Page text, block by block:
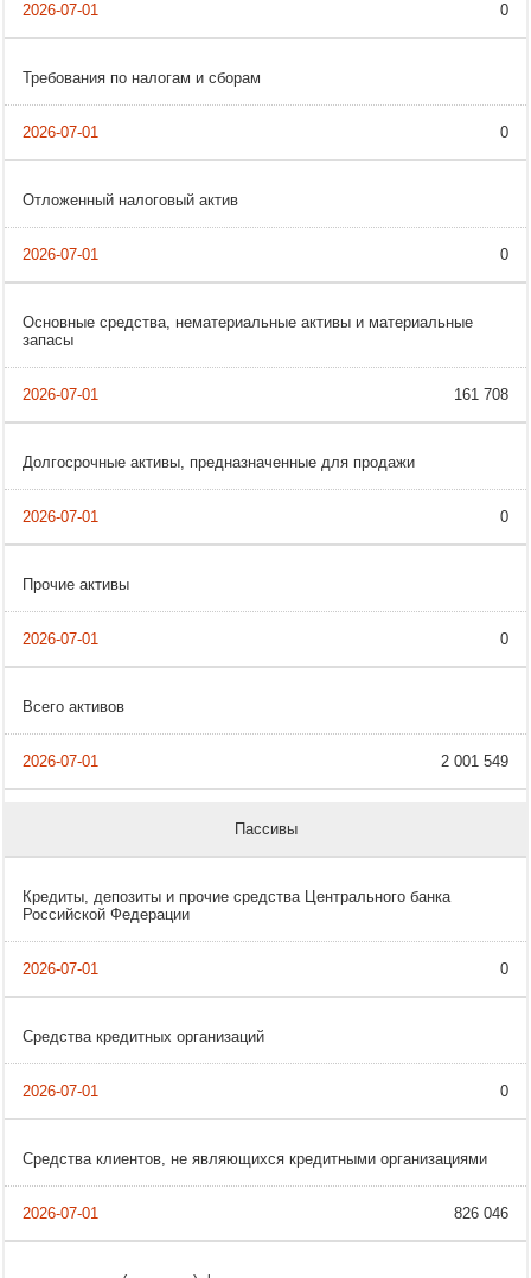
0
Требования по налогам и сборам
0
Отложенный налоговый актив
0
Основные средства, нематериальные активы и материальные
запасы
161 708
Долгосрочные активы, предназначенные для продажи
0
Прочие активы
0
Всего активов
2 001 549
Пассивы
Кредиты, депозиты и прочие средства Центрального банка
Российской Федерации
0
Средства кредитных организаций
0
Средства клиентов, не являющихся кредитными организациями
826 046